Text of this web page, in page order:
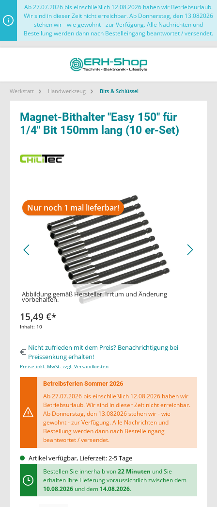
Ab 27.07.2026 bis einschließlich 12.08.2026 haben wir Betriebsurlaub.
Wir sind in dieser Zeit nicht erreichbar. Ab Donnerstag, den 13.082026
stehen wir - wie gewohnt - zur Verfügung. Alle Nachrichten und
Bestellung werden dann nach Bestelleingang beantwortet / versendet.
Werkstatt Handwerkzeug Bits & Schlüssel
Magnet-Bithalter "Easy 150" für
1/4" Bit 150mm lang (10 er-Set)
Nur noch 1 mal lieferbar!
Abbildung gemäß Hersteller. Irrtum und Änderung
vorbehalten.
15,49 €*
Inhalt: 10
Nicht zufrieden mit dem Preis? Benachrichtigung bei
Preissenkung erhalten!
Preise inkl. MwSt. zzgl. Versandkosten
Betreibsferien Sommer 2026
Ab 27.07.2026 bis einschließlich 12.08.2026 haben wir
Betriebsurlaub. Wir sind in dieser Zeit nicht erreichbar.
Ab Donnerstag, den 13.082026 stehen wir - wie
gewohnt - zur Verfügung. Alle Nachrichten und
Bestellung werden dann nach Bestelleingang
beantwortet / versendet.
Artikel verfügbar, Lieferzeit: 2-5 Tage
Bestellen Sie innerhalb von22 Minuten und Sie
erhalten Ihre Lieferung voraussichtlich zwischen dem
10.08.2026und dem 14.08.2026.